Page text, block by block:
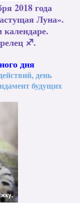
2018 года
Луна».
♐.
дня
день
будущих